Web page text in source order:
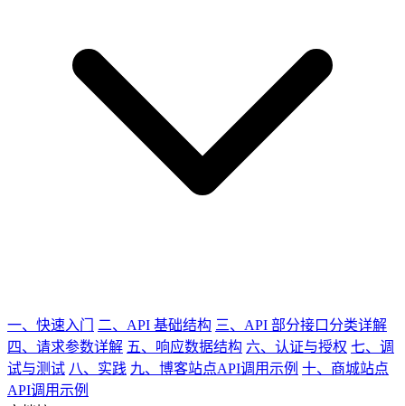
一、快速入门 二、API 基础结构 三、API 部分接口分类详解
四、请求参数详解 五、响应数据结构 六、认证与授权 七、调
试与测试 八、实践 九、博客站点API调用示例 十、商城站点
API调用示例